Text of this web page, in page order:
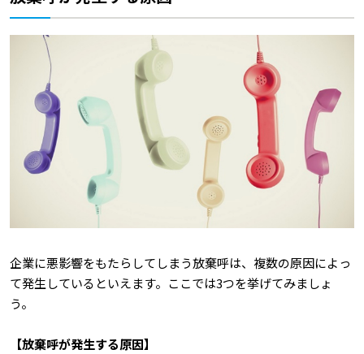
企業に悪影響をもたらしてしまう放棄呼は、複数の原因によっ
て発生しているといえます。ここでは3つを挙げてみましょ
う。
【放棄呼が発生する原因】